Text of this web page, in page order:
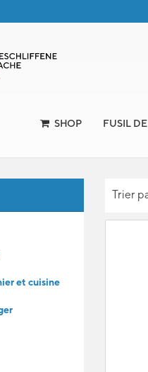
SHOP FUSIL
et cuisine
Trier